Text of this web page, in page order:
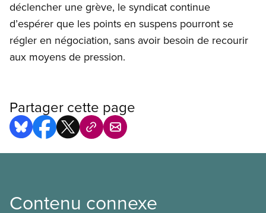
déclencher une grève, le syndicat continue
d’espérer que les points en suspens pourront se
régler en négociation, sans avoir besoin de recourir
aux moyens de pression.
Partager cette page
Contenu connexe